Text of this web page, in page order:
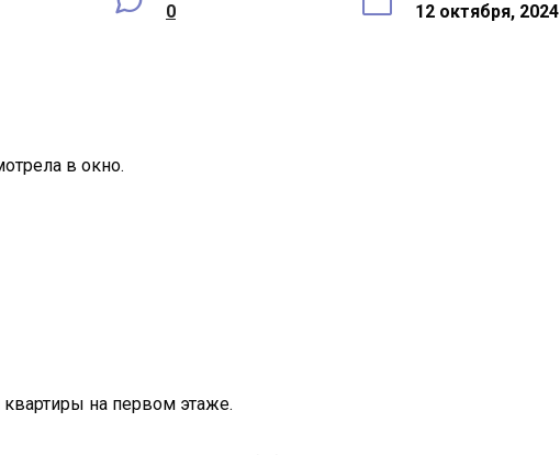
0 12 октября, 2024
в окно.
на первом этаже.